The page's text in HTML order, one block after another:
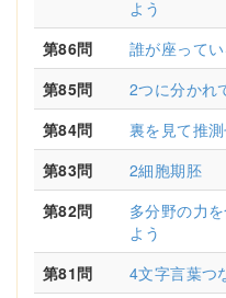
よう
第86問 誰が座ってい
第85問
2つに分かれ
第84問
裏を見て推測
第83問
2細胞期胚
第82問
多分野の力
よう
第81問 4文字言葉つ